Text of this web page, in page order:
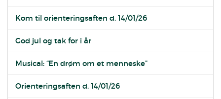
Kom til orienteringsaften d. 14/01/26
God jul og tak for i år
Musical: “En drøm om et menneske”
Orienteringsaften d. 14/01/26